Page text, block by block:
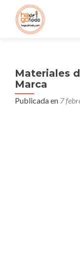
Materiales
Marca
Publicada en 7